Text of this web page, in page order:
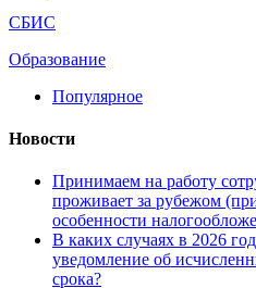
СБИС
Образование
Популярное
Новости
Принимаем на работу
проживает за рубежом
особенности
В каких случаях в 2026
уведомление об
срока?